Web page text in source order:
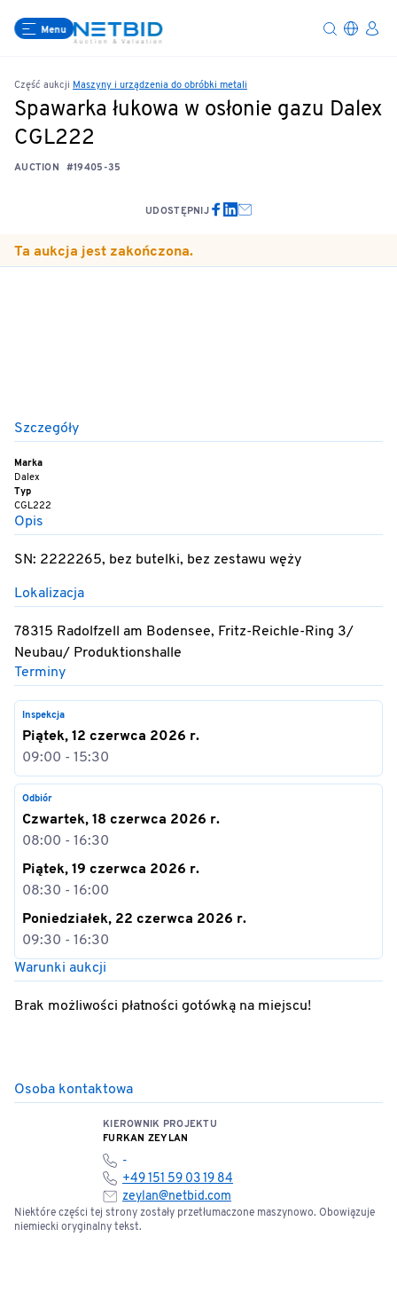
Menu
Część aukcji Maszyny i urządzenia do obróbki metali
Spawarka łukowa w osłonie gazu Dalex
CGL222
AUCTION #19405-35
UDOSTĘPNIJ
Ta aukcja jest zakończona.
Szczegóły
Marka
Dalex
Typ
CGL222
Opis
SN: 2222265, bez butelki, bez zestawu węży
Lokalizacja
78315 Radolfzell am Bodensee, Fritz-Reichle-Ring 3/
Neubau/ Produktionshalle
Terminy
Inspekcja
Piątek, 12 czerwca 2026 r.
09:00 - 15:30
Odbiór
Czwartek, 18 czerwca 2026 r.
08:00 - 16:30
Piątek, 19 czerwca 2026 r.
08:30 - 16:00
Poniedziałek, 22 czerwca 2026 r.
09:30 - 16:30
Warunki aukcji
Brak możliwości płatności gotówką na miejscu!
Osoba kontaktowa
KIEROWNIK PROJEKTU
FURKAN ZEYLAN
-
+49 151 59 03 19 84
zeylan@netbid.com
Niektóre części tej strony zostały przetłumaczone maszynowo. Obowiązuje
niemiecki oryginalny tekst.